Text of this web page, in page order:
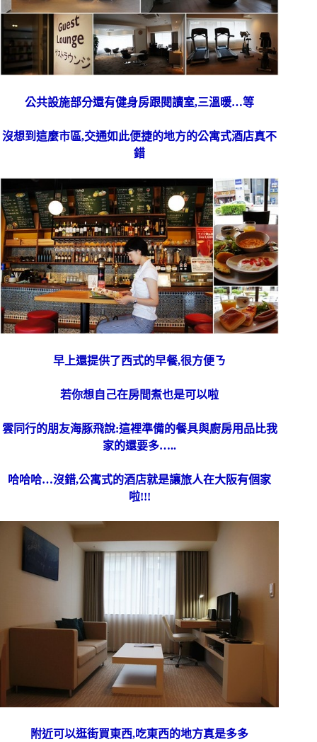
公共設施部分還有健身房跟閱讀室,三溫暖…等
沒想到這麼市區,交通如此便捷的地方的公寓式酒店真不
錯
早上還提供了西式的早餐,很方便ㄋ
若你想自己在房間煮也是可以啦
雲同行的朋友海豚飛說:這裡準備的餐具與廚房用品比我
家的還要多…..
哈哈哈…沒錯,公寓式的酒店就是讓旅人在大阪有個家
啦!!!
附近可以逛街買東西,吃東西的地方真是多多